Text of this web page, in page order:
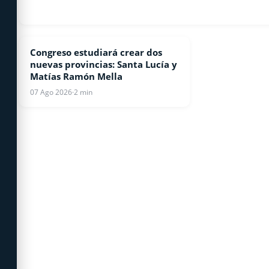
NACIONALES
Congreso estudiará crear dos
nuevas provincias: Santa Lucía y
Matías Ramón Mella
07 Ago 2026·2 min